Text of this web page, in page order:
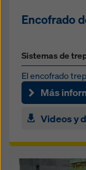
Encofrado
Sistemas de
El encofrado
Más
Videos y